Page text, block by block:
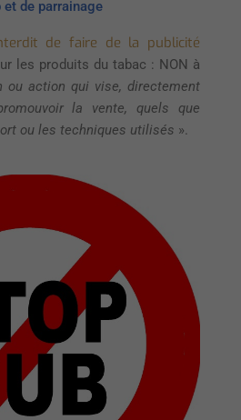
de parrainage
de faire de la publicité
les produits du tabac : NON à
ou action qui vise, directement
la vente, quels que
ou les techniques utilisés ».